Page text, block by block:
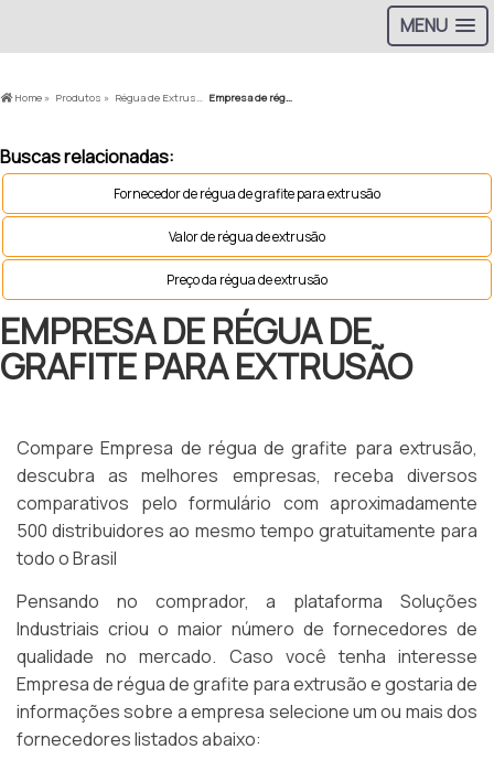
MENU
Home » Produtos » Régua de Extrusão » Empresa de régua de grafite para extrusão
Buscas relacionadas:
Fornecedor de régua de grafite para extrusão
Valor de régua de extrusão
Preço da régua de extrusão
EMPRESA DE RÉGUA DE
GRAFITE PARA EXTRUSÃO
Compare Empresa de régua de grafite para extrusão,
descubra as melhores empresas, receba diversos
comparativos pelo formulário com aproximadamente
500 distribuidores ao mesmo tempo gratuitamente para
todo o Brasil
Pensando no comprador, a plataforma Soluções
Industriais criou o maior número de fornecedores de
qualidade no mercado. Caso você tenha interesse
Empresa de régua de grafite para extrusão e gostaria de
informações sobre a empresa selecione um ou mais dos
fornecedores listados abaixo: